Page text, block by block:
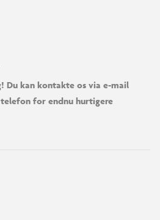
kan kontakte os via e-mail
for endnu hurtigere